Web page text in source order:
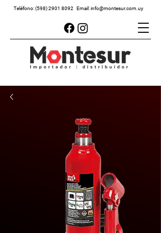
Teléfono:(598) 2901 8092 Email:info@montesur.com.uy